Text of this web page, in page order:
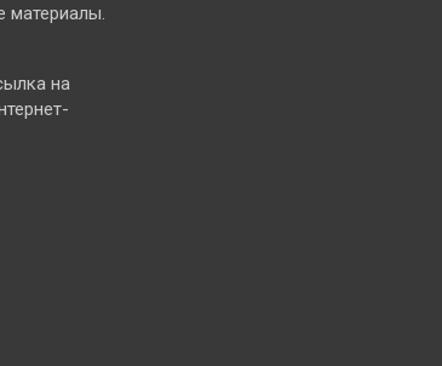
материалы.
на